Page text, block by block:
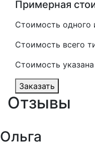
Примерная
Стоимость одного
Стоимость всего
Стоимость
Заказать
Отзывы
Ольга